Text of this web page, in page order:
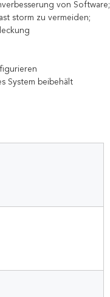
von Software;
storm zu vermeiden;
System beibehält